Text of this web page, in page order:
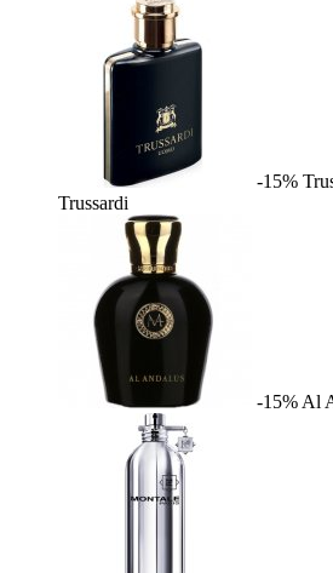
-15%
Trussardi
-15% Al